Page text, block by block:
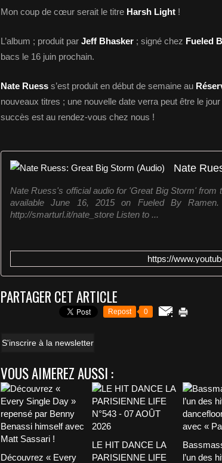
Mon coup de cœur serait le titre Harsh Light !
L’album ; produit par Jeff Bhasker ; signé chez Fueled
bacs le 16 juin prochain.
Nate Ruess s’est produit en début de semaine au
nouveaux titres ; une nouvelle date verra peut être le
succès est au rendez-vous chez nous !
Nate Ruess's official audio for 'Great Big Storm' from
available June 16, 2015 on Fueled By
http://smarturl.it/nate_store Listen to ...
https://
PARTAGER CET ARTICLE
Repost 0
S'inscrire à la newsletter
VOUS AIMEREZ AUSSI :
Découvrez « Every
LE HIT DANCE LA
PARISIENNE LIFE
l’un des